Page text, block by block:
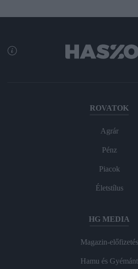
ROVATOK
Agrár
Pénz
Piacok
Életstílus
HG MEDIA
Magazin-előfizetés
Hamu és Gyémánt